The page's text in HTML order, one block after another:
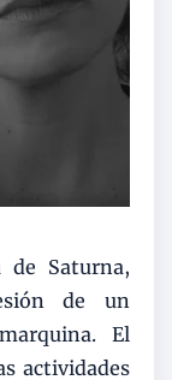
de Saturna,
de un
El
actividades